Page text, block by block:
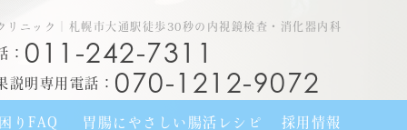
ニック｜札幌市大通駅徒歩30秒の内視鏡検査・消化器内科
： 011-242-7311
説明専用電話： 070-1212-9072
りFAQ 胃腸にやさしい腸活レシピ 採用情報